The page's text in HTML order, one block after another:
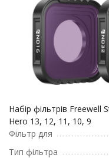
Набір фільтрів Freewell
Hero 13, 12, 11, 10, 9
Фільтр для
Тип фільтра